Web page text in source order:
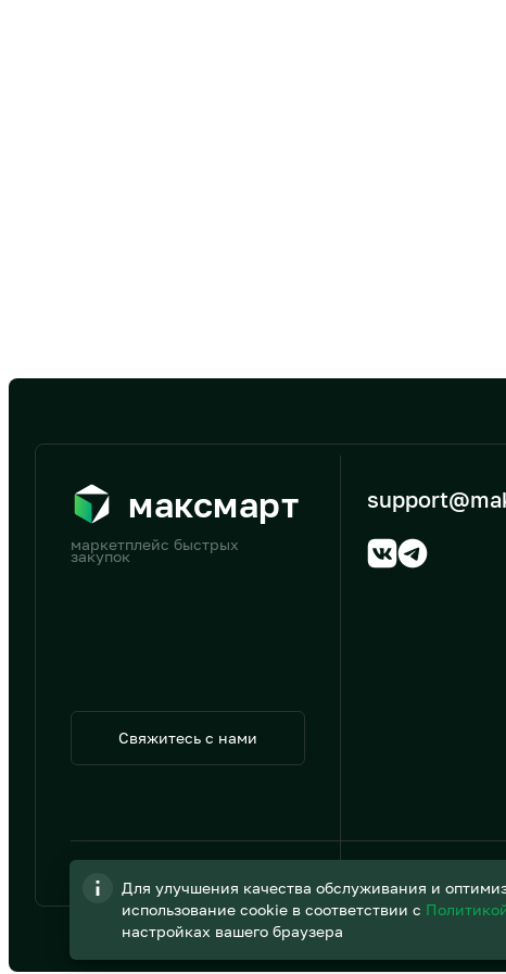
максмарт
маркетплейс быстрых
закупок
Свяжитесь с нами
Для улучшения качества обслуживания и
использование cookie в соответствии с
настройках вашего браузера